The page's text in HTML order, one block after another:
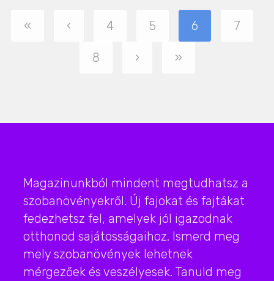
« ‹ 4 5 6 7
8 › »
Magazinunkból mindent megtudhatsz a
szobanövényekről. Új fajokat és fajtákat
fedezhetsz fel, amelyek jól igazodnak
otthonod sajátosságaihoz. Ismerd meg
mely szobanövények lehetnek
mérgezőek és veszélyesek. Tanuld meg